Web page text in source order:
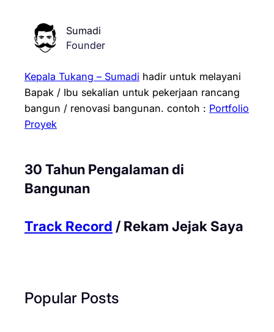
Sumadi
Founder
Kepala Tukang – Sumadi hadir untuk melayani
Bapak / Ibu sekalian untuk pekerjaan rancang
bangun / renovasi bangunan. contoh : Portfolio
Proyek
30 Tahun Pengalaman di
Bangunan
Track Record / Rekam Jejak Saya
Popular Posts